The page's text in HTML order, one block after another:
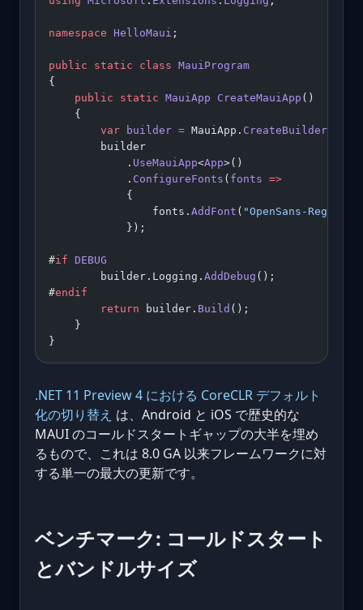
namespace HelloMaui ;
public static class MauiProgram
{
    public
static MauiApp CreateMauiApp ()
    {
        var
builder = MauiApp. CreateBuilder
        builder
            .
UseMauiApp<App>()
            .
ConfigureFonts ( fonts =>
            {
                fonts.
AddFont ( "OpenSans-
            });
#if DEBUG
        builder.Logging.
AddDebug ();
#endif
        return
builder. Build ();
    }
}
.NET 11 Preview 4 における CoreCLR デフォルト
化の切り替え は、Android と iOS で歴史的な
MAUI のコールドスタートギャップの大半を埋め
るもので、これは 8.0 GA 以来フレームワークに対
する単一の最大の更新です。
ベンチマーク: コールドスタート
とバンドルサイズ